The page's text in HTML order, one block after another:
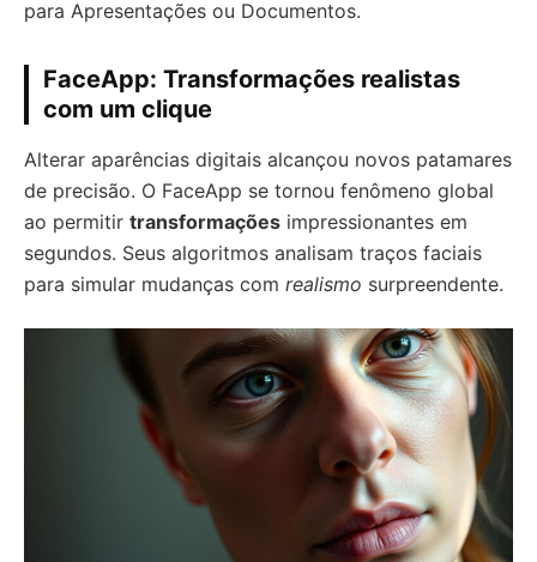
para Apresentações ou Documentos.
FaceApp: Transformações realistas
com um clique
Alterar aparências digitais alcançou novos patamares
de precisão. O FaceApp se tornou fenômeno global
ao permitir transformações impressionantes em
segundos. Seus algoritmos analisam traços faciais
para simular mudanças com realismo surpreendente.